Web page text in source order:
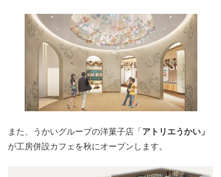
また、うかいグループの洋菓子店「 アトリエうかい」
が工房併設カフェを秋にオープンします。